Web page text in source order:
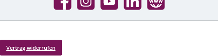
Facebook InstagramYouTube LinkedIn Website
Vertrag widerrufen